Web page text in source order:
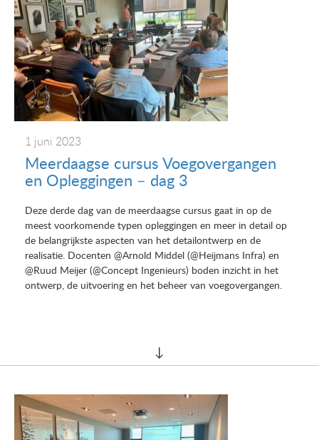
1 juni 2023
Meerdaagse cursus Voegovergangen
en Opleggingen – dag 3
Deze derde dag van de meerdaagse cursus gaat in op de
meest voorkomende typen opleggingen en meer in detail op
de belangrijkste aspecten van het detailontwerp en de
realisatie. Docenten @Arnold Middel (@Heijmans Infra) en
@Ruud Meijer (@Concept Ingenieurs) boden inzicht in het
ontwerp, de uitvoering en het beheer van voegovergangen.